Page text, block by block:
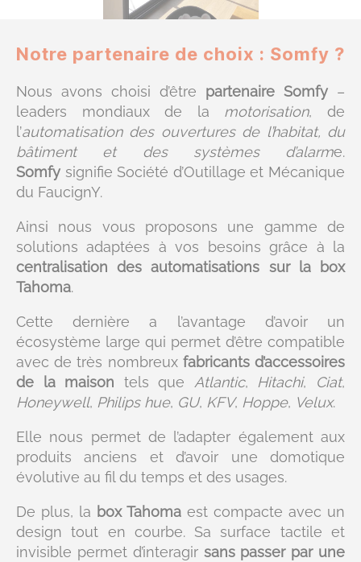
Notre partenaire de choix : Somfy ?
Nous avons choisi d’être partenaire Somfy –
leaders mondiaux de la motorisation, de
l’automatisation des ouvertures de l’habitat, du
bâtiment et des systèmes d’alarme.
Somfy signifie Société d’Outillage et Mécanique
du FaucignY.
Ainsi nous vous proposons une gamme de
solutions adaptées à vos besoins grâce à la
centralisation des automatisations sur la box
Tahoma.
Cette dernière a l’avantage d’avoir un
écosystème large qui permet d’être compatible
avec de très nombreux fabricants d’accessoires
de la maison tels que Atlantic, Hitachi, Ciat,
Honeywell, Philips hue, GU, KFV, Hoppe, Velux.
Elle nous permet de l’adapter également aux
produits anciens et d’avoir une domotique
évolutive au fil du temps et des usages.
De plus, la box Tahoma est compacte avec un
design tout en courbe. Sa surface tactile et
invisible permet d’interagir sans passer par une